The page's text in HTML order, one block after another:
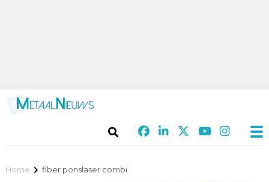
Home fiber ponslaser combi